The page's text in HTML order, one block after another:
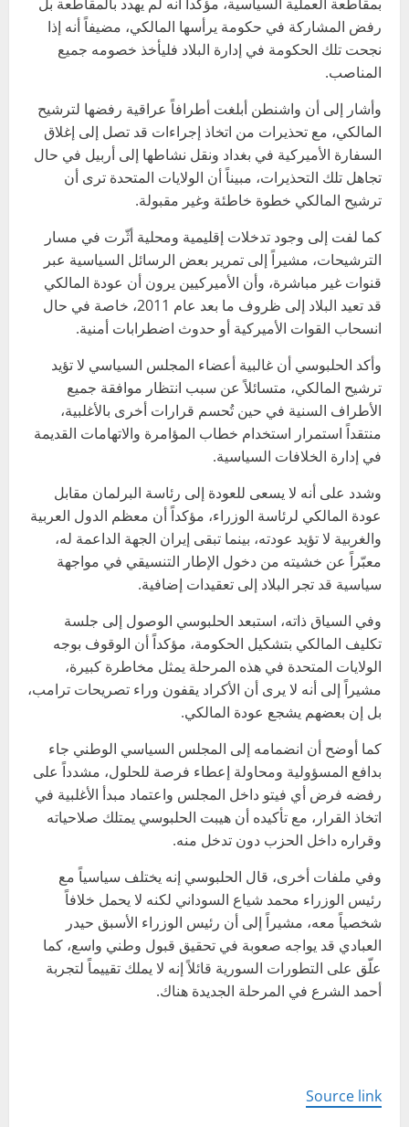
رفض المشاركة في حكومة يرأسها المالكي، مضيفاً أنه إذا
نجحت تلك الحكومة في إدارة البلاد فليأخذ خصومه جميع
المناصب.
وأشار إلى أن واشنطن أبلغت أطرافاً عراقية رفضها لترشيح
المالكي، مع تحذيرات من اتخاذ إجراءات قد تصل إلى إغلاق
السفارة الأميركية في بغداد ونقل نشاطها إلى أربيل في حال
تجاهل تلك التحذيرات، مبيناً أن الولايات المتحدة ترى أن
ترشيح المالكي خطوة خاطئة وغير مقبولة.
كما لفت إلى وجود تدخلات إقليمية ومحلية أثّرت في مسار
الترشيحات، مشيراً إلى تمرير بعض الرسائل السياسية عبر
قنوات غير مباشرة، وأن الأميركيين يرون أن عودة المالكي
قد تعيد البلاد إلى ظروف ما بعد عام 2011، خاصة في حال
انسحاب القوات الأميركية أو حدوث اضطرابات أمنية.
وأكد الحلبوسي أن غالبية أعضاء المجلس السياسي لا تؤيد
ترشيح المالكي، متسائلاً عن سبب انتظار موافقة جميع
الأطراف السنية في حين تُحسم قرارات أخرى بالأغلبية،
منتقداً استمرار استخدام خطاب المؤامرة والاتهامات القديمة
في إدارة الخلافات السياسية.
وشدد على أنه لا يسعى للعودة إلى رئاسة البرلمان مقابل
عودة المالكي لرئاسة الوزراء، مؤكداً أن معظم الدول العربية
والغربية لا تؤيد عودته، بينما تبقى إيران الجهة الداعمة له،
معبّراً عن خشيته من دخول الإطار التنسيقي في مواجهة
سياسية قد تجر البلاد إلى تعقيدات إضافية.
وفي السياق ذاته، استبعد الحلبوسي الوصول إلى جلسة
تكليف المالكي بتشكيل الحكومة، مؤكداً أن الوقوف بوجه
الولايات المتحدة في هذه المرحلة يمثل مخاطرة كبيرة،
مشيراً إلى أنه لا يرى أن الأكراد يقفون وراء تصريحات ترامب،
بل إن بعضهم يشجع عودة المالكي.
كما أوضح أن انضمامه إلى المجلس السياسي الوطني جاء
بدافع المسؤولية ومحاولة إعطاء فرصة للحلول، مشدداً على
رفضه فرض أي فيتو داخل المجلس واعتماد مبدأ الأغلبية في
اتخاذ القرار، مع تأكيده أن هيبت الحلبوسي يمتلك صلاحياته
وقراره داخل الحزب دون تدخل منه.
وفي ملفات أخرى، قال الحلبوسي إنه يختلف سياسياً مع
رئيس الوزراء محمد شياع السوداني لكنه لا يحمل خلافاً
شخصياً معه، مشيراً إلى أن رئيس الوزراء الأسبق حيدر
العبادي قد يواجه صعوبة في تحقيق قبول وطني واسع، كما
علّق على التطورات السورية قائلاً إنه لا يملك تقييماً لتجربة
أحمد الشرع في المرحلة الجديدة هناك.
Source link